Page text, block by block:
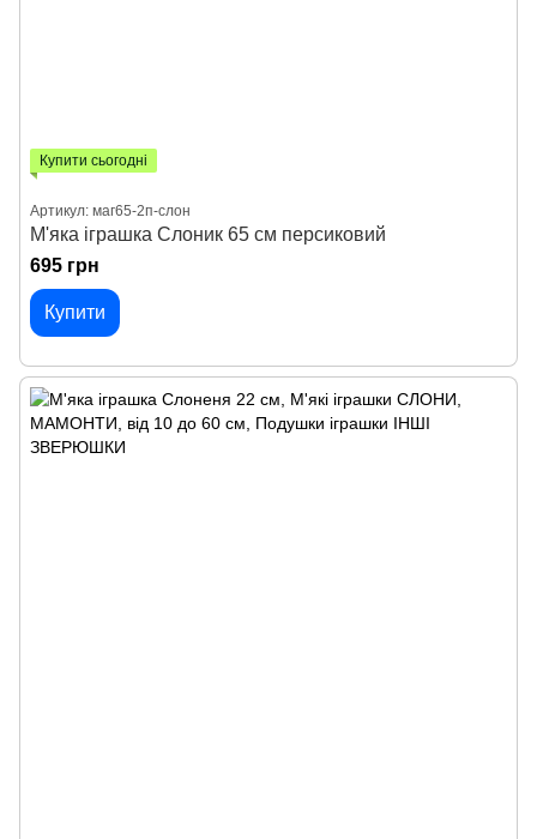
Купити сьогодні
Артикул: маг65-2п-слон
М'яка іграшка Слоник 65 см персиковий
695 грн
Купити